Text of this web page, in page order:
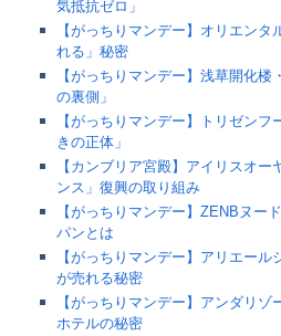
気抵抗ゼロ」
【がっちりマンデー】オリエン
れる」秘密
【がっちりマンデー】浅草開化
の裏側」
【がっちりマンデー】トリゼン
きの正体」
【カンブリア宮殿】アイリスオ
ンス」復興の取り組み
【がっちりマンデー】ZENBヌー
パンとは
【がっちりマンデー】アリエー
が売れる秘密
【がっちりマンデー】アンダリ
ホテルの秘密